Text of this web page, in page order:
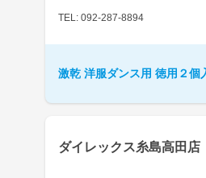
TEL: 092-287-8894
激乾 洋服ダンス用 徳用２個
ダイレックス糸島高田店